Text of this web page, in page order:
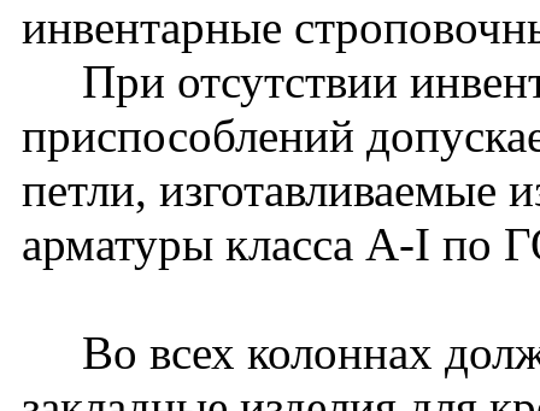
инвентарные
При отсутствии
приспособлений
петли, изготавливаемые
арматуры класса A-I по
Во всех колоннах